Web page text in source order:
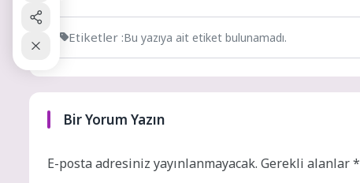
Etiketler :Bu yazıya ait etiket bulunamadı.
Bir Yorum Yazın
E-posta adresiniz yayınlanmayacak. Gerekli alanlar*